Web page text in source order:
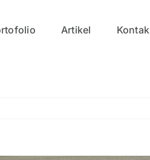
Artikel Kontak